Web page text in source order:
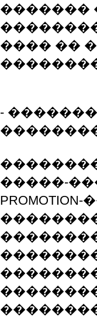
�������
���� ��
-
�����-